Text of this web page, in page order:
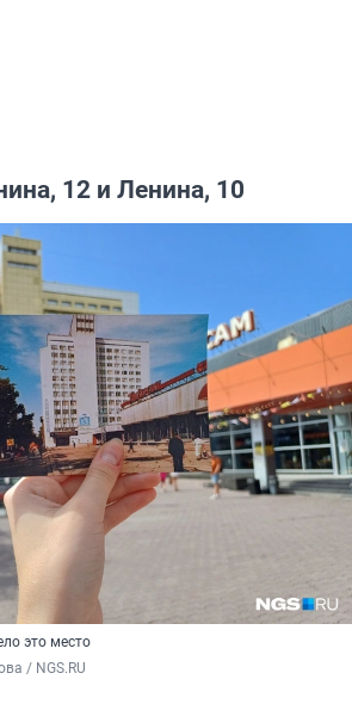
12 и Ленина, 10
это место
/ NGS.RU